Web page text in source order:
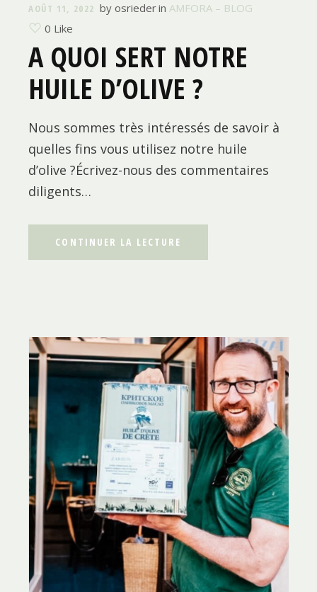
AOÛT 11, 2022 by osriederinAMFORA – BLOG
0 Like
A QUOI SERT NOTRE
HUILE D’OLIVE ?
Nous sommes très intéressés de savoir à
quelles fins vous utilisez notre huile
d’olive ?Écrivez-nous des commentaires
diligents…
CONTINUER LA LECTURE